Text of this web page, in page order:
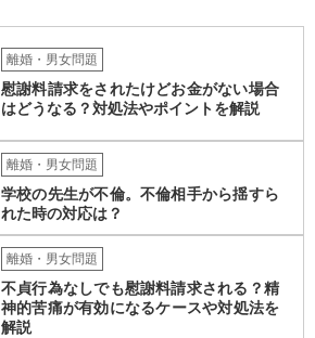
離婚・男女問題
慰謝料請求をされたけどお金がない場合
はどうなる？対処法やポイントを解説
離婚・男女問題
学校の先生が不倫。不倫相手から揺すら
れた時の対応は？
離婚・男女問題
不貞行為なしでも慰謝料請求される？精
神的苦痛が有効になるケースや対処法を
解説